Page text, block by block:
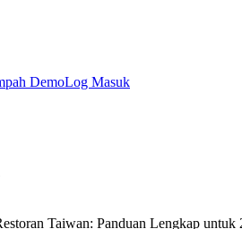
DemoLog Masuk
Taiwan: Panduan Lengkap untuk